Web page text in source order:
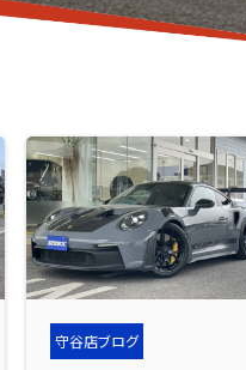
守谷店ブログ